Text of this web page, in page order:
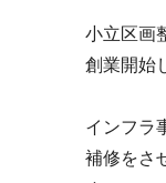
小立区画
創業開始
インフラ
補修をさ